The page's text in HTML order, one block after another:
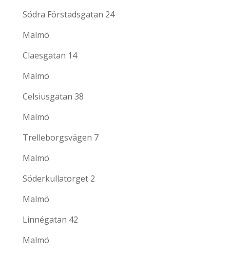
Södra Förstadsgatan 24
Malmö
Claesgatan 14
Malmö
Celsiusgatan 38
Malmö
Trelleborgsvägen 7
Malmö
Söderkullatorget 2
Malmö
Linnégatan 42
Malmö